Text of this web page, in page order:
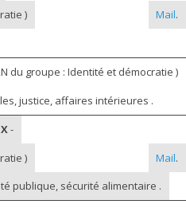
)
Mail.
du groupe : Identité et démocratie )
justice, affaires intérieures .
-
)
Mail.
publique, sécurité alimentaire .